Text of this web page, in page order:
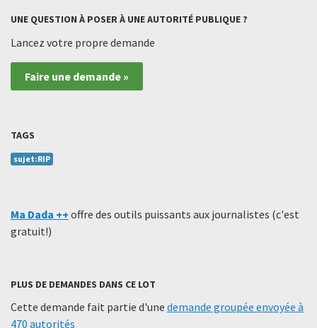
UNE QUESTION À POSER À UNE AUTORITÉ PUBLIQUE ?
Lancez votre propre demande
Faire une demande »
TAGS
sujet:RIP
Ma Dada ++ offre des outils puissants aux journalistes (c'est
gratuit!)
PLUS DE DEMANDES DANS CE LOT
Cette demande fait partie d'une demande groupée envoyée à
470 autorités